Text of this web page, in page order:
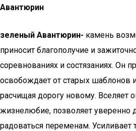
Авантюрин
зеленый Авантюрин- камень
приносит благополучие и
соревнованиях и состязаниях. Он
освобождает от старых шаблонов
расчищая дорогу новому. Вселяет
жизнелюбие, позволяет уверенно
радоваться переменам. Усиливает